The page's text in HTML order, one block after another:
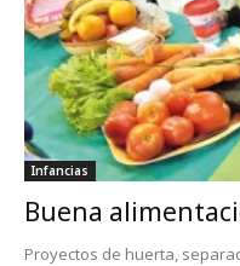
Infancias
Buena
Proyectos de huerta,